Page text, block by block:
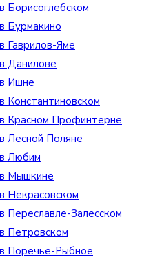
Борисоглебском
Бурмакино
Гаврилов-Яме
Данилове
Ишне
Константиновском
Красном Профинтерне
Лесной Поляне
Любим
Мышкине
Некрасовском
Переславле-Залесском
Петровском
Поречье-Рыбное